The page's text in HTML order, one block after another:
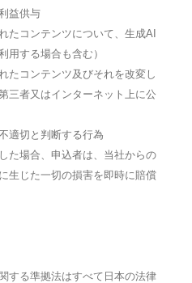
益供与
たコンテンツについて、生成AI
用する場合も含む）
たコンテンツ及びそれを改変し
三者又はインターネット上に公
適切と判断する行為
た場合、申込者は、当社からの
生じた一切の損害を即時に賠償
する準拠法はすべて日本の法律